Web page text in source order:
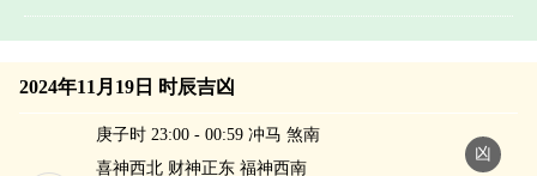
2024年11月19日 时辰吉凶
凶
庚子时 23:00 - 00:59 冲马 煞南
喜神西北 财神正东 福神西南